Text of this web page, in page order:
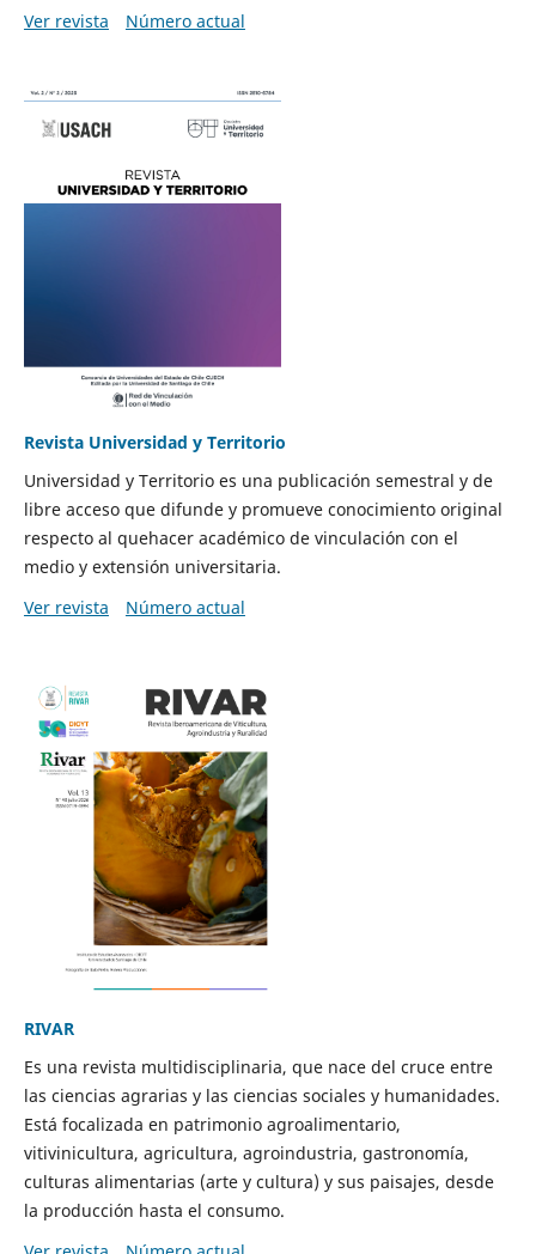
Ver revista
Número actual
Revista Universidad y Territorio
Universidad y Territorio es una publicación semestral y de
libre acceso que difunde y promueve conocimiento original
respecto al quehacer académico de vinculación con el
medio y extensión universitaria.
Ver revista
Número actual
RIVAR
Es una revista multidisciplinaria, que nace del cruce entre
las ciencias agrarias y las ciencias sociales y humanidades.
Está focalizada en patrimonio agroalimentario,
vitivinicultura, agricultura, agroindustria, gastronomía,
culturas alimentarias (arte y cultura) y sus paisajes, desde
la producción hasta el consumo.